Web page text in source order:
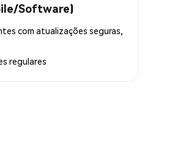
Software)
com atualizações seguras,
regulares